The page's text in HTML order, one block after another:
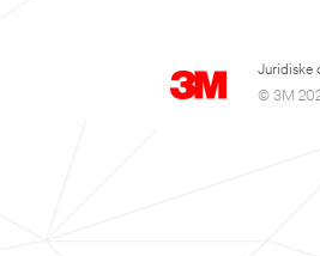
Juridiske
© 3M